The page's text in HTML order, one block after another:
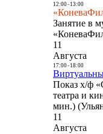
12:00- 13:00
Занятие в
11
Августа
17:00- 18:00
Показ х/ф
театра и
мин.)
11
Августа